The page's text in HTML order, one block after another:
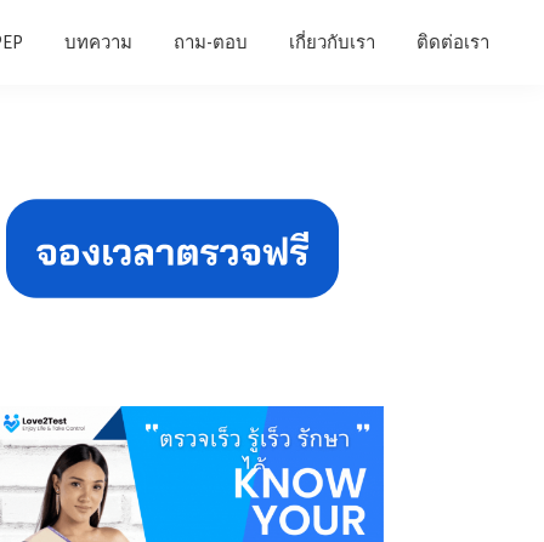
บทความ ถาม-ตอบ เกี่ยวกับเรา ติดต่อเรา
Sidebar